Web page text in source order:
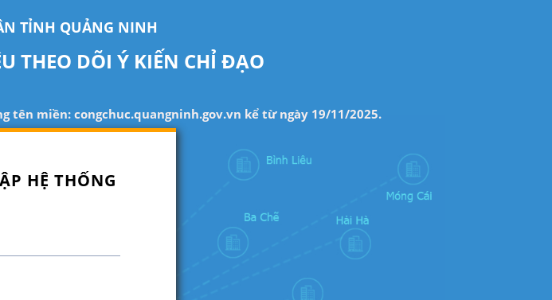
TỈNH QUẢNG NINH
THEO DÕI Ý KIẾN CHỈ ĐẠO
tên miền: congchuc.quangninh.gov.vn kể từ ngày 19/11/2025.
HỆ THỐNG